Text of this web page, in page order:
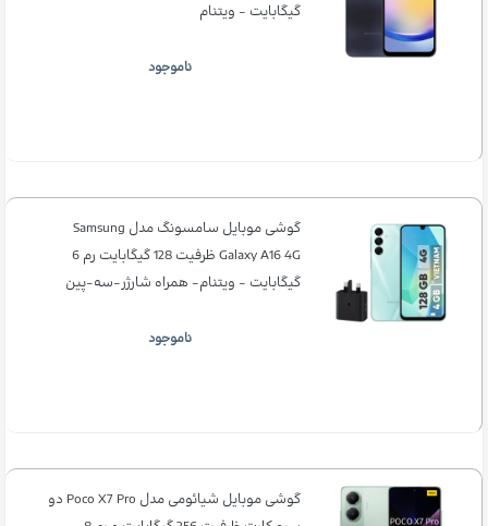
گیگابایت - ویتنام
ناموجود
گوشی موبایل سامسونگ مدل Samsung
Galaxy A16 4G ظرفیت 128 گیگابایت رم 6
گیگابایت - ویتنام- همراه شارژر-سه-پین
ناموجود
گوشی موبایل شیائومی مدل Poco X7 Pro دو